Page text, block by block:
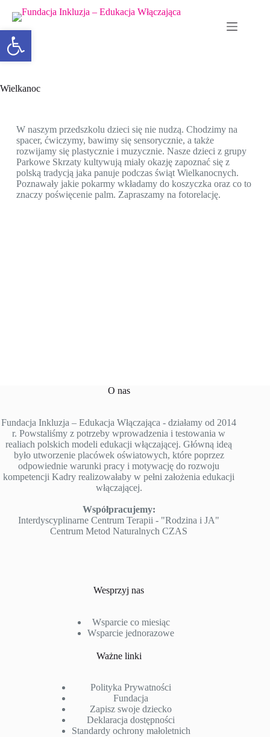
Wielkanoc
W naszym przedszkolu dzieci się nie nudzą. Chodzimy na
spacer, ćwiczymy, bawimy się sensorycznie, a także
rozwijamy się plastycznie i muzycznie. Nasze dzieci z grupy
Parkowe Skrzaty kultywują miały okazję zapoznać się z
polską tradycją jaka panuje podczas świąt Wielkanocnych.
Poznawały jakie pokarmy wkładamy do koszyczka oraz co to
znaczy poświęcenie palm. Zapraszamy na fotorelację.
O nas
Fundacja Inkluzja – Edukacja Włączająca - działamy od 2014
r. Powstaliśmy z potrzeby wprowadzenia i testowania w
realiach polskich modeli edukacji włączającej. Główną ideą
było utworzenie placówek oświatowych, które poprzez
odpowiednie warunki pracy i motywację do rozwoju
kompetencji Kadry realizowałaby w pełni założenia edukacji
włączającej.
Współpracujemy:
Interdyscyplinarne Centrum Terapii - "Rodzina i JA"
Centrum Metod Naturalnych CZAS
Wesprzyj nas
Wsparcie co miesiąc
Wsparcie jednorazowe
Ważne linki
Polityka Prywatności
Fundacja
Zapisz swoje dziecko
Deklaracja dostępności
Standardy ochrony małoletnich
Otwórz pasek narzędzi